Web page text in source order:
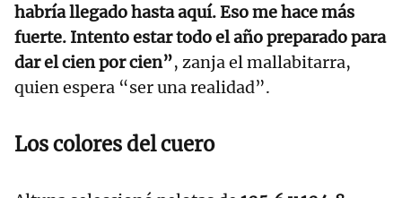
habría llegado hasta aquí. Eso me hace más
fuerte. Intento estar todo el año preparado para
dar el cien por cien”, zanja el mallabitarra,
quien espera “ser una realidad”.
Los colores del cuero